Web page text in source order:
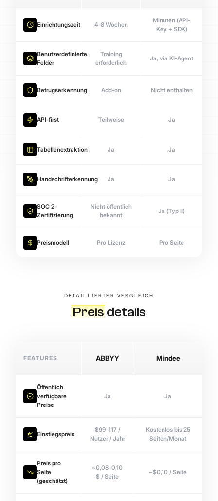
Einrichtungszeit 4-8 Wochen
Minuten (API-
Key + SDK)
Benutzerdefinierte
Felder
Training
erforderlich
Ja, via KI-Agent
Betrugserkennung Add-on Nicht enthalten
API-first Teilweise Ja
Tabellenextraktion Ja Ja
Handschrifterkennung Ja Ja
SOC 2-
Zertifizierung
Nicht öffentlich
bekannt
Ja (Typ II)
Preismodell Pro Lizenz Pro Seite
DETAILLIERTER VERGLEICH
Preis details
FEATURES ABBYY Mindee
Öffentlich
verfügbare
Preise
Ja Ja
Einstiegspreis
$99–117 /
Nutzer / Jahr
Kostenlos bis 25
Seiten/Monat
Preis pro
Seite
(geschätzt)
~0,08–0,10
$ / Seite
~$0,10 / Seite